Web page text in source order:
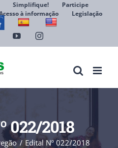
Simplifique!
Participe
à informação
Legislação
YouTubeInstagram
022/2018
Edital Nº 022/2018